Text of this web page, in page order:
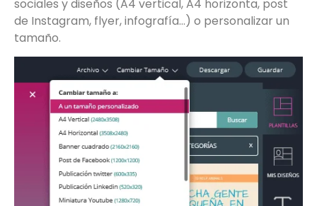
sociales y diseños (A4 vertical, A4 horizonta, post
de Instagram, flyer, infografía…) o personalizar un
tamaño.